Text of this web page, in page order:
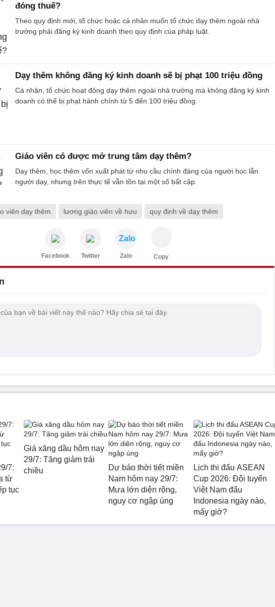
đóng thuế?
Theo quy định mới, tổ chức hoặc cá nhân muốn tổ chức dạy thêm ngoài nhà
trường phải đăng ký kinh doanh theo quy định của pháp luật.
Dạy thêm không đăng ký kinh doanh sẽ bị phạt 100 triệu đồng
Cá nhân, tổ chức hoạt động dạy thêm ngoài nhà trường mà không đăng ký kinh
doanh có thể bị phạt hành chính từ 5 đến 100 triệu đồng.
Giáo viên có được mở trung tâm dạy thêm?
Dạy thêm, học thêm vốn xuất phát từ nhu cầu chính đáng của người học lẫn
người dạy, nhưng trên thực tế vẫn tồn tại một số bất cập.
viên dạy thêm lương giáo viên về hưu quy định về dạy thêm
Facebook Twitter
Zalo
Zalo Copy
7:
từ
tục
Giá xăng dầu hôm nay
29/7: Tăng giảm trái
chiều
Dự báo thời tiết miền
Nam hôm nay 29/7:
Mưa lớn diện rộng,
nguy cơ ngập úng
Lịch thi đấu ASEAN
Cup 2026: Đội tuyển
Việt Nam đấu
Indonesia ngày nào,
mấy giờ?